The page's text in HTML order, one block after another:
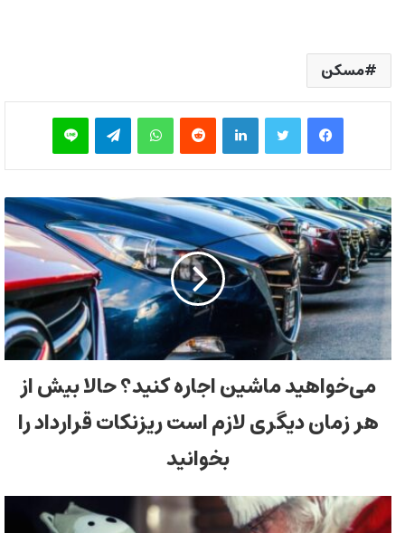
مسکن
فیس بوک توییتر لینکدین‫رددیت واتس آپ تلگرام لاین
می‌خواهید ماشین اجاره کنید؟ حالا بیش از
هر زمان دیگری لازم است ریزنکات قرارداد را
بخوانید